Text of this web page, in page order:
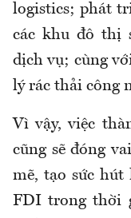
logistics; phát
các khu đô thị
dịch vụ; cùng
lý rác thải công
Vì vậy, việc
cũng sẽ đóng
mẽ, tạo sức
FDI trong thời